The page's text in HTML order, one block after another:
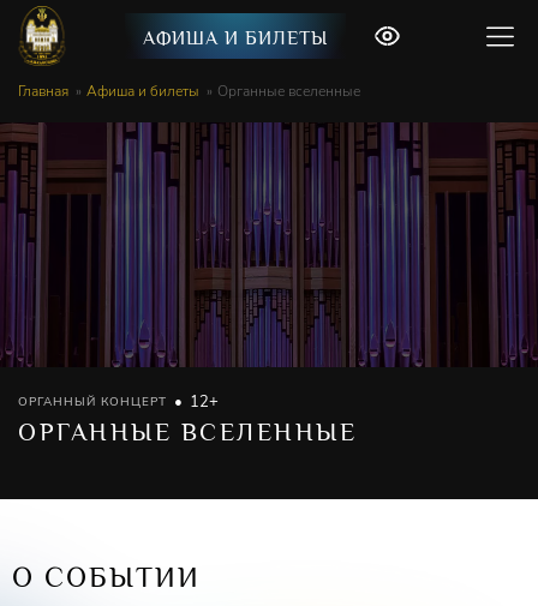
АФИША И БИЛЕТЫ
Главная Афиша и билеты Органные вселенные
ОРГАННЫЙ КОНЦЕРТ 12+
ОРГАННЫЕ ВСЕЛЕННЫЕ
О СОБЫТИИ